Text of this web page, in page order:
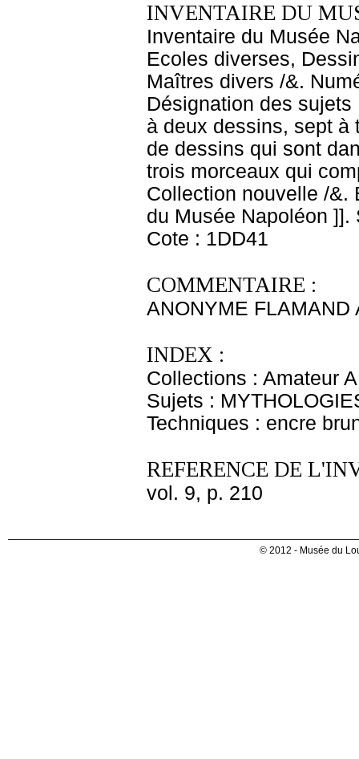
INVENTAIRE DU
Inventaire du Musée
Ecoles diverses,
Maîtres divers /&.
Désignation des
à deux dessins, sept à
de dessins qui sont
trois morceaux qui
Collection nouvelle /&.
du Musée Napoléon
Cote : 1DD41
COMMENTAIRE :
ANONYME FLAMAND
INDEX :
Collections : Amateur
Sujets :
Techniques : encre
REFERENCE DE
vol. 9, p. 210
© 2012 - Musée du